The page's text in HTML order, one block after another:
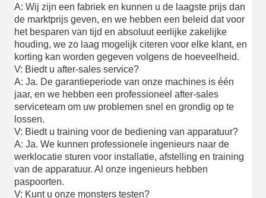
A: Wij zijn een fabriek en kunnen u de laagste prijs dan
de marktprijs geven, en we hebben een beleid dat voor
het besparen van tijd en absoluut eerlijke zakelijke
houding, we zo laag mogelijk citeren voor elke klant, en
korting kan worden gegeven volgens de hoeveelheid.
V: Biedt u after-sales service?
A: Ja. De garantieperiode van onze machines is één
jaar, en we hebben een professioneel after-sales
serviceteam om uw problemen snel en grondig op te
lossen.
V: Biedt u training voor de bediening van apparatuur?
A: Ja. We kunnen professionele ingenieurs naar de
werklocatie sturen voor installatie, afstelling en training
van de apparatuur. Al onze ingenieurs hebben
paspoorten.
V: Kunt u onze monsters testen?